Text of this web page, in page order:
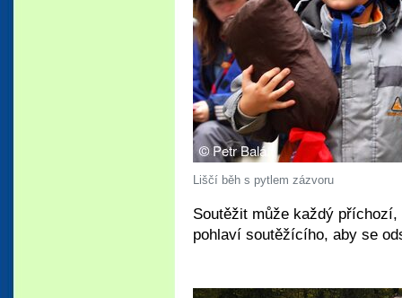
Liščí běh s pytlem zázvoru
Soutěžit může každý
pohlaví soutěžícího, aby se